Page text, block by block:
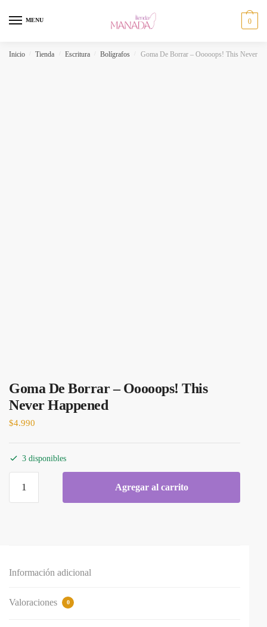
MENU 0
Inicio Tienda Escritura Bolígrafos Goma De Borrar – Ooooops! This Never
Goma De Borrar – Ooooops! This
Never Happened
$4.990
3 disponibles
Agregar al carrito
Información adicional
Valoraciones 0